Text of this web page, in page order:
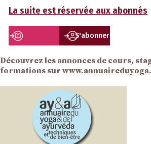
La suite est réservée aux abonnés
S'abonner
Découvrez les annonces de cours,
formations sur